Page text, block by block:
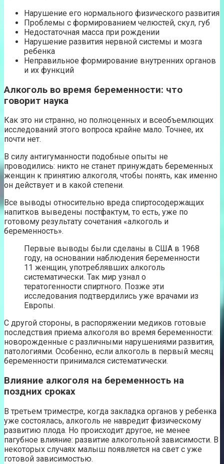
Нарушение его нормального физического развития
Проблемы с формированием челюстей, скул, губ
Недостаточная масса при рождении
Нарушение развития нервной системы и мозга
ребенка
Неправильное формирование внутренних органов
и их функций
Алкоголь во время беременности: что
говорит наука
Как это ни странно, но полноценных и всеобъемлющих
исследований этого вопроса крайне мало. Точнее, их
почти нет.
В силу антигуманности подобные опыты не
проводились: никто не станет принуждать беременных
женщин к принятию алкоголя, чтобы понять, как именно
он действует и в какой степени.
Все выводы относительно вреда спиртосодержащих
напитков выведены постфактум, то есть, уже по
готовому результату сочетания «алкоголь и
беременность».
Первые выводы были сделаны в США в 1968
году, на основании наблюдения беременности
11 женщин, употреблявших алкоголь
систематически. Так мир узнал о
тератогенности спиртного. Позже эти
исследования подтвердились уже врачами из
Европы.
С другой стороны, в распоряжении медиков готовые
последствия приема алкоголя во время беременности:
новорожденные с различными нарушениями развития,
патологиями. Особенно, если алкоголь в первый месяц
беременности принимался систематически.
Влияние алкоголя на беременность на
поздних сроках
В третьем триместре, когда закладка органов у ребенка
уже состоялась, алкоголь не навредит физическому
развитию плода. Но происходит другое, не менее
пагубное влияние: развитие алкогольной зависимости. В
некоторых случаях малыш появляется на свет с уже
готовой зависимостью.